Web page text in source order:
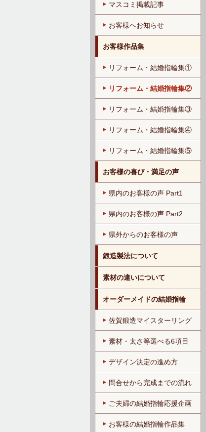
マスコミ掲載記事
お客様へお知らせ
お客様作品集
リフォーム・結婚指輪集①
リフォーム・結婚指輪集②
リフォーム・結婚指輪集③
リフォーム・結婚指輪集④
リフォーム・結婚指輪集⑤
お客様の喜び・満足の声
県内のお客様の声 Part1
県内のお客様の声 Part2
県外からのお客様の声
鍛造製法について
素材の違いについて
オーダーメイドの結婚指輪
佐賀鍛造マイスターリング
素材・太さ等選べる6項目
デザイン決定の進め方
問合せから完成までの流れ
ご夫婦の結婚指輪応援企画
お客様の結婚指輪作品集